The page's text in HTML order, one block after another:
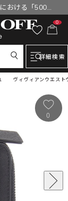
おける「500円
いて
0
詳細検索
ヴィヴィアンウエス
0